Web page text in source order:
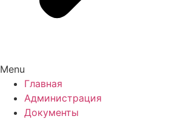
Menu
Главная
Администрация
Документы